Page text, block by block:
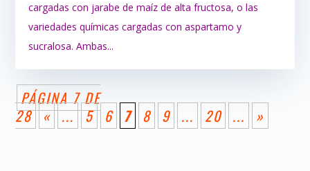
cargadas con jarabe de maíz de alta fructosa, o las
variedades químicas cargadas con aspartamo y
sucralosa. Ambas...
PÁGINA 7 DE
28 « ... 5 6 7 8 9 ... 20 ... »